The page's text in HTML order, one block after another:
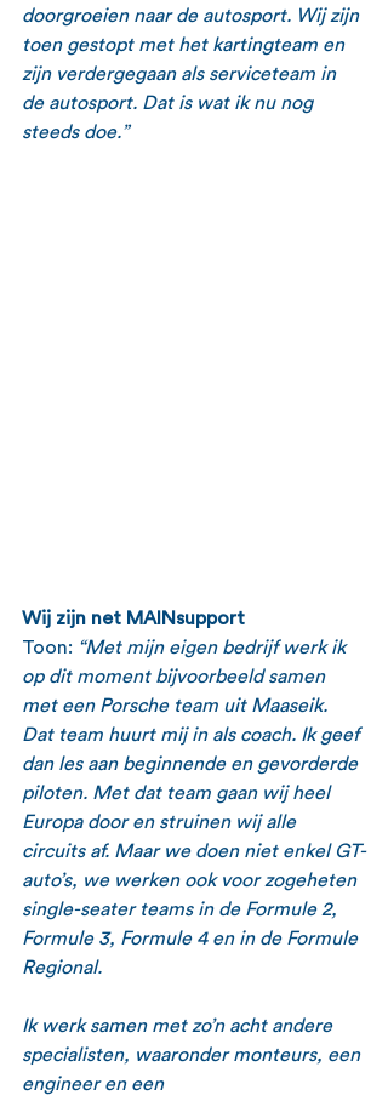
doorgroeien naar de autosport. Wij zijn
toen gestopt met het kartingteam en
zijn verdergegaan als serviceteam in
de autosport. Dat is wat ik nu nog
steeds doe.”
Wij zijn net MAINsupport
Toon: “Met mijn eigen bedrijf werk ik
op dit moment bijvoorbeeld samen
met een Porsche team uit Maaseik.
Dat team huurt mij in als coach. Ik geef
dan les aan beginnende en gevorderde
piloten. Met dat team gaan wij heel
Europa door en struinen wij alle
circuits af. Maar we doen niet enkel GT-
auto’s, we werken ook voor zogeheten
single-seater teams in de Formule 2,
Formule 3, Formule 4 en in de Formule
Regional.
Ik werk samen met zo’n acht andere
specialisten, waaronder monteurs, een
engineer en een